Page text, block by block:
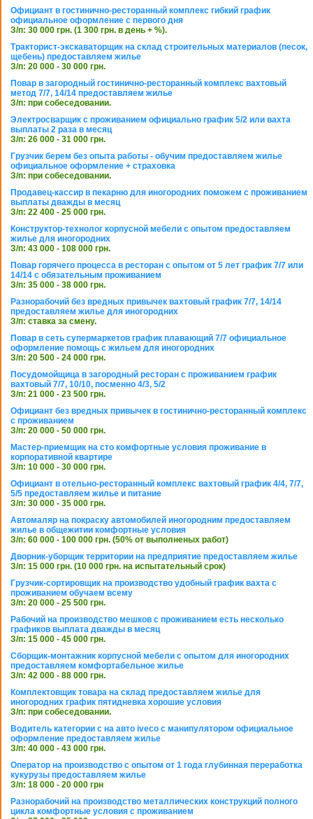
Официант в гостинично-ресторанный комплекс гибкий график
официальное оформление с первого дня
З/п: 30 000 грн. (1 300 грн. в день + %).
Тракторист-экскаваторщик на склад строительных материалов (песок,
щебень) предоставляем жилье
З/п: 20 000 - 30 000 грн.
Повар в загородный гостинично-ресторанный комплекс вахтовый
метод 7/7, 14/14 предоставляем жилье
З/п: при собеседовании.
Электросварщик с проживанием официально график 5/2 или вахта
выплаты 2 раза в месяц
З/п: 26 000 - 31 000 грн.
Грузчик берем без опыта работы - обучим предоставляем жилье
официальное оформление + страховка
З/п: при собеседовании.
Продавец-кассир в пекарню для иногородних поможем с проживанием
выплаты дважды в месяц
З/п: 22 400 - 25 000 грн.
Конструктор-технолог корпусной мебели с опытом предоставляем
жилье для иногородних
З/п: 43 000 - 108 000 грн.
Повар горячего процесса в ресторан с опытом от 5 лет график 7/7 или
14/14 с обязательным проживанием
З/п: 35 000 - 38 000 грн.
Разнорабочий без вредных привычек вахтовый график 7/7, 14/14
предоставляем жилье для иногородних
З/п: ставка за смену.
Повар в сеть супермаркетов график плавающий 7/7 официальное
оформление помощь с жильем для иногородних
З/п: 20 500 - 24 000 грн.
Посудомойщица в загородный ресторан с проживанием график
вахтовый 7/7, 10/10, посменно 4/3, 5/2
З/п: 21 000 - 23 500 грн.
Официант без вредных привычек в гостинично-ресторанный комплекс
с проживанием
З/п: 20 000 - 50 000 грн.
Мастер-приемщик на сто комфортные условия проживание в
корпоративной квартире
З/п: 10 000 - 30 000 грн.
Официант в отельно-ресторанный комплекс вахтовый график 4/4, 7/7,
5/5 предоставляем жилье и питание
З/п: 30 000 - 35 000 грн.
Автомаляр на покраску автомобилей иногородним предоставляем
жилье в общежитии комфортные условия
З/п: 60 000 - 100 000 грн. (50% от выполненых работ)
Дворник-уборщик территории на предприятие предоставляем жилье
З/п: 15 000 грн. (10 000 грн. на испытательный срок)
Грузчик-сортировщик на производство удобный график вахта с
проживанием обучаем всему
З/п: 20 000 - 25 500 грн.
Рабочий на производство мешков с проживанием есть несколько
графиков выплата дважды в месяц
З/п: 15 000 - 45 000 грн.
Сборщик-монтажник корпусной мебели с опытом для иногородних
предоставляем комфортабельное жилье
З/п: 42 000 - 88 000 грн.
Комплектовщик товара на склад предоставляем жилье для
иногородних график пятидневка хорошие условия
З/п: при собеседовании.
Водитель категории с на авто iveco с манипулятором официальное
оформление предоставляем жилье
З/п: 40 000 - 43 000 грн.
Оператор на производство с опытом от 1 года глубинная переработка
кукурузы предоставляем жилье
З/п: 18 000 - 20 000 грн
Разнорабочий на производство металлических конструкций полного
цикла комфортные условия с проживанием